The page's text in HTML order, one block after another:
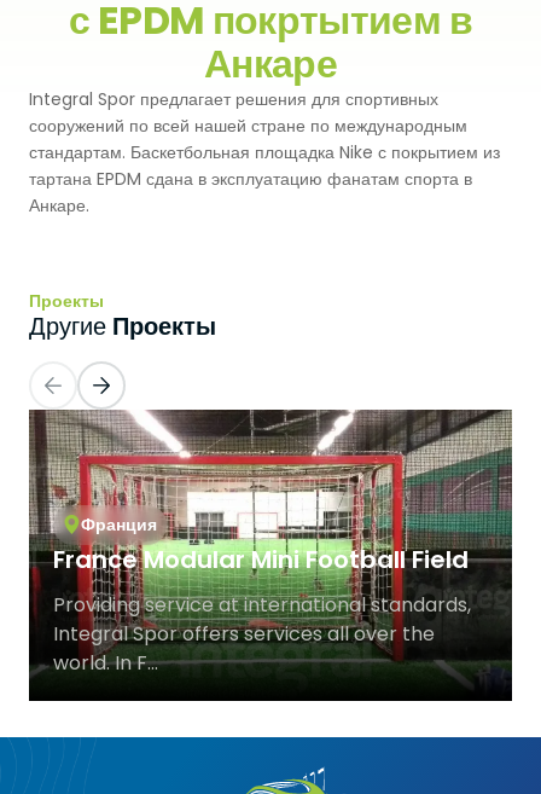
Легкоатлетические Дорожки
Падельные Корты
Падельн Клубы
Корт для Пиклбола
Теннисные Корты
Сквош Корты
Стальные Трибуны
Баскетбольные Корты
Волейбольные Корты
Гандбольные Корты
Многофункциональные Поля
Monoturf
PowerGrass
DuoGrass
Падел Турф
Теннисная Трава
Гольфовая Трава
Гибридная Трава
Натуральная Трава
Система Напылительного Покрытия
Полное ПУ покрытие
ПУ Покрытие
Акриловое Покрытие
Модульное Резиновое Покрытие
Дренированный Шокпад
ПЭ Шокпад
с EPDM покртытием в
Анкаре
Integral Spor предлагает решения для спортивных
сооружений по всей нашей стране по международным
стандартам. Баскетбольная площадка Nike с покрытием из
тартана EPDM сдана в эксплуатацию фанатам спорта в
Анкаре.
Проекты
Другие Проекты
Франция
France Modular Mini Football Field
Providing service at international standards,
Integral Spor offers services all over the
world. In F...